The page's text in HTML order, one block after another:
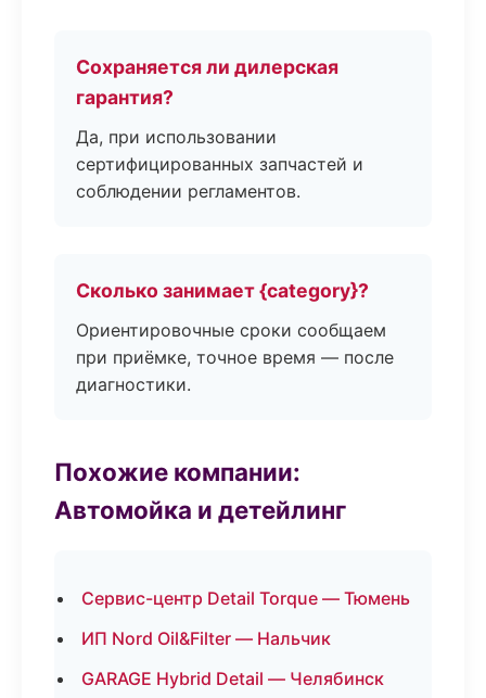
Сохраняется ли дилерская
гарантия?
Да, при использовании
сертифицированных запчастей и
соблюдении регламентов.
Сколько занимает {category}?
Ориентировочные сроки сообщаем
при приёмке, точное время — после
диагностики.
Похожие компании:
Автомойка и детейлинг
Сервис-центр Detail Torque — Тюмень
ИП Nord Oil&Filter — Нальчик
GARAGE Hybrid Detail — Челябинск